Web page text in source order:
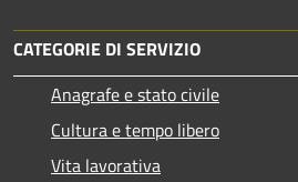
CATEGORIE DI SERVIZIO
Anagrafe e stato civile
Cultura e tempo libero
Vita lavorativa